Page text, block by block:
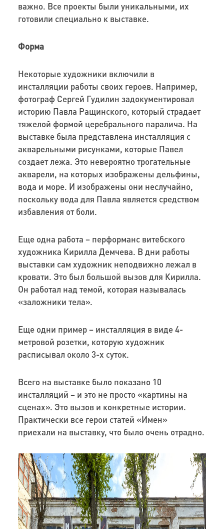
важно. Все проекты были уникальными, их
готовили специально к выставке.
Форма
Некоторые художники включили в
инсталляции работы своих героев. Например,
фотограф Сергей Гудилин задокументировал
историю Павла Ращинского, который страдает
тяжелой формой церебрального паралича. На
выставке была представлена инсталляция с
акварельными рисунками, которые Павел
создает лежа. Это невероятно трогательные
акварели, на которых изображены дельфины,
вода и море. И изображены они неслучайно,
поскольку вода для Павла является средством
избавления от боли.
Еще одна работа – перформанс витебского
художника Кирилла Демчева. В дни работы
выставки сам художник неподвижно лежал в
кровати. Это был большой вызов для Кирилла.
Он работал над темой, которая называлась
«заложники тела».
Еще одни пример – инсталляция в виде 4-
метровой розетки, которую художник
расписывал около 3-х суток.
Всего на выставке было показано 10
инсталляций – и это не просто «картины на
сценах». Это вызов и конкретные истории.
Практически все герои статей «Имен»
приехали на выставку, что было очень отрадно.